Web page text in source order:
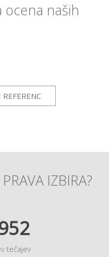
naših
IZBIRA?
tečajev